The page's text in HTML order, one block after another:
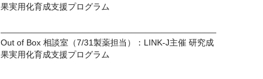
果実用化育成支援プログラム
Out of Box 相談室（7/31製薬担当）：LINK-J主催 研究成
果実用化育成支援プログラム